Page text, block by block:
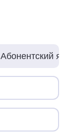
Абонентский